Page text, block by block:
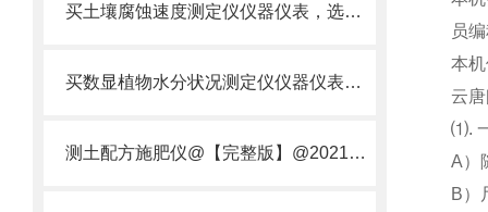
买土壤腐蚀速度测定仪仪器仪表，选【云唐新款】土壤腐蚀速度测定仪
买数显植物水分状况测定仪仪器仪表，就来山东云唐精品货源
测土配方施肥仪@【完整版】@2021专业测土配方施肥仪器仪表
员
本
云唐
⑴.
A）
B）